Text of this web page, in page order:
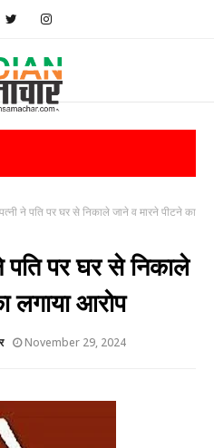
ने पति पर घर से निकाले जाने व मारने पीटने का
पर घर से निकाले
लगाया आरोप
November 29, 2024